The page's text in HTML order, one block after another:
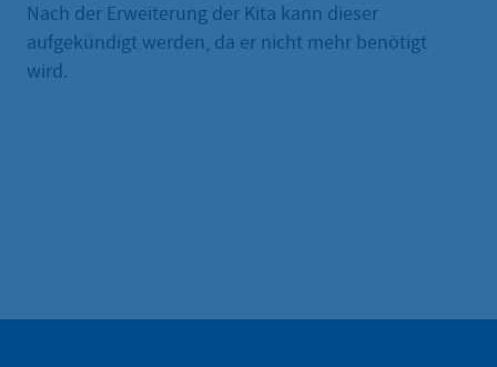
Nach der Erweiterung der Kita kann dieser
aufgekündigt werden, da er nicht mehr benötigt
wird.